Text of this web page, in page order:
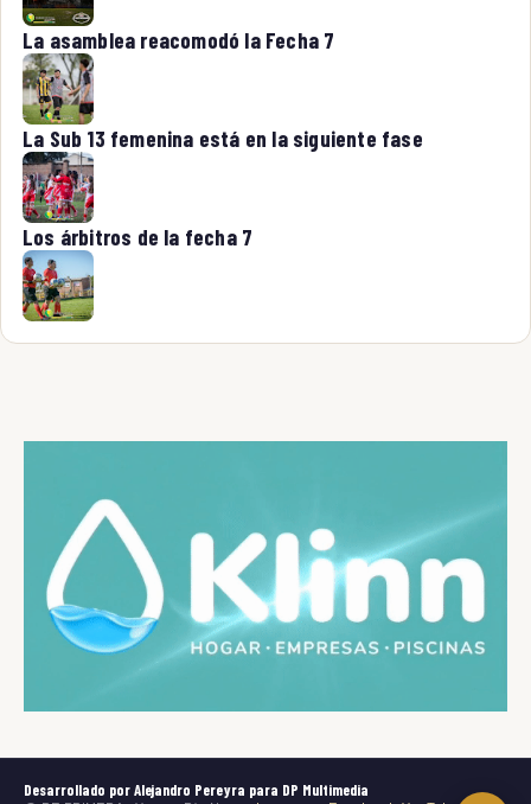
La asamblea reacomodó la Fecha 7
La Sub 13 femenina está en la siguiente fase
Los árbitros de la fecha 7
Desarrollado por Alejandro Pereyra para DP Multimedia